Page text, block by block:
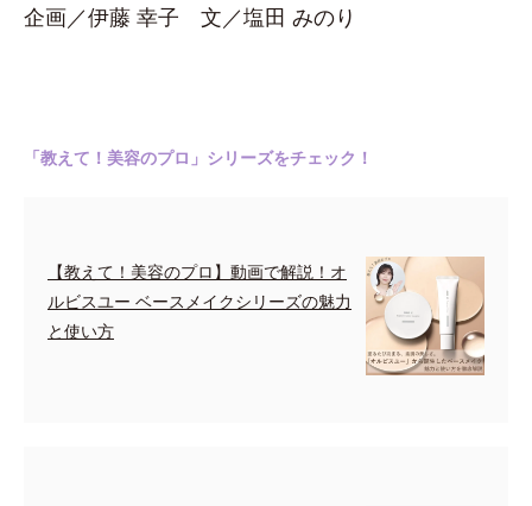
企画／伊藤 幸子 文／塩田 みのり
「教えて！美容のプロ」シリーズをチェック！
【教えて！美容のプロ】動画で解説！オ
ルビスユー ベースメイクシリーズの魅力
と使い方